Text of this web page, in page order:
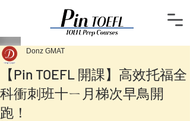
【Pin TOEFL 開課】高效托福全
科衝刺班十ㄧ月梯次早鳥開
跑！
Donz GMAT